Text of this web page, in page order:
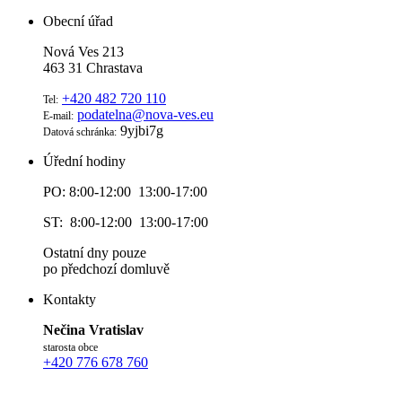
Obecní úřad
Nová Ves 213
463 31 Chrastava
Tel: +420 482 720 110
E-mail: podatelna@nova-ves.eu
Datová schránka: 9yjbi7g
Úřední hodiny
PO: 8:00-12:00 13:00-17:00
ST: 8:00-12:00 13:00-17:00
Ostatní dny pouze
po předchozí domluvě
Kontakty
Nečina Vratislav
starosta obce
+420 776 678 760